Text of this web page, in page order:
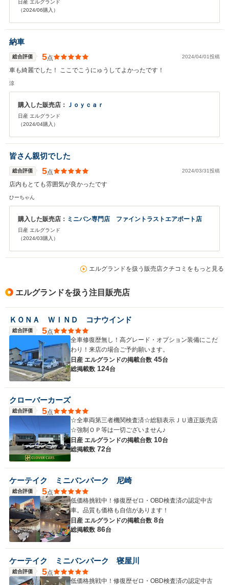
日産 エルグランド
（2024/06購入）
納車
総合評価 5点 2024/04/01投稿
車も綺麗でした！ ここでこうにゅうしてよかったです！
涼
購入した販売店： Ｊｏｙｃａｒ
日産 エルグランド
（2024/04購入）
皆さん親切でした
総合評価 5点 2024/03/31投稿
店内もとても雰囲気が良かったです
ひーちゃん
購入した販売店： ミニバン専門店 ファイントラストエアポート店
日産 エルグランド
（2024/03購入）
エルグランドを扱う販売店クチコミをもっと見る
エルグランドを扱う注目販売店
ＫＯＮＡ ＷＩＮＤ コナウインド
総合評価 5点
全車修復歴無し！高グレード・オプション装備にこだ
わり！来店の場合ご予約願います。
日産 エルグランドの掲載台数 45台
総掲載数 124台
クローバーカーズ
総合評価 5点
☆全車両第三者機関検査済☆総額表示ＪＵ適正販売店
☆強制ＯＰ等は一切ございません♪
日産 エルグランドの掲載台数 10台
総掲載数 72台
ケーテイク ミニバンパーク 尼崎
総合評価 5点
低価格挑戦中！修復歴ゼロ・OBD検査済の認定中古
車。品質も価格も自信があります！
日産 エルグランドの掲載台数 8台
総掲載数 86台
ケーテイク ミニバンパーク 寝屋川
総合評価 5点
低価格挑戦中！修復歴ゼロ・OBD検査済の認定中古